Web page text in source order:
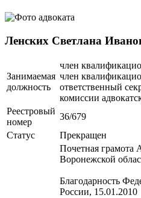
Ленских Светлана
Занимаемая
должность
член
член
ответственный
комиссии
Реестровый
номер
36/679
Статус
Прекращен
Почетная грамота
Воронежской
Благодарность
России, 15.01.2010